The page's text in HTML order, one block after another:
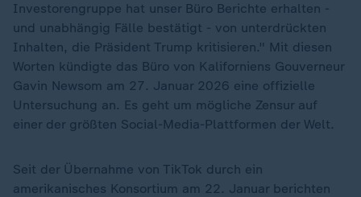
Investorengruppe hat unser Büro Berichte erhalten -
und unabhängig Fälle bestätigt - von unterdrückten
Inhalten, die Präsident Trump kritisieren." Mit diesen
Worten kündigte das Büro von Kaliforniens Gouverneur
Gavin Newsom am 27. Januar 2026 eine offizielle
Untersuchung an. Es geht um mögliche Zensur auf
einer der größten Social-Media-Plattformen der Welt.
Seit der Übernahme von TikTok durch ein
amerikanisches Konsortium am 22. Januar berichten